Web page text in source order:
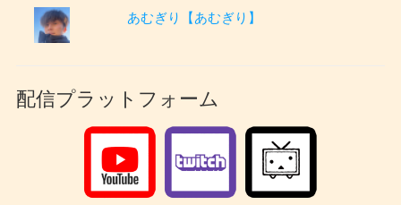
あむぎり【あむぎり】
配信プラットフォーム